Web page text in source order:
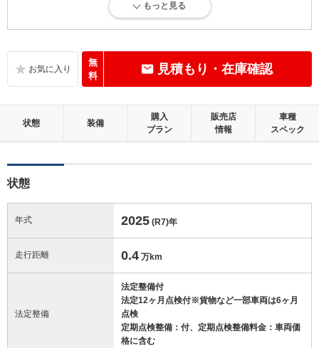
目立たない傷・凹み等が少しありますが、概ね良好な状態。走行5万km
補修の必要な目立つ損傷、悪臭等がないこと
外装：
補修の必要な目立つ損傷がないこと
もっと見る
無
料
見積もり・在庫確認
状態 装備
購入
プラン
販売店
情報
車種
スペック
状態
年式 2025 (R7)年
走行距離 0.4 万km
法定整備
法定整備付
法定12ヶ月点検付※貨物など一部車両は6ヶ月
点検
定期点検整備：付、定期点検整備料金：車両価
格に含む